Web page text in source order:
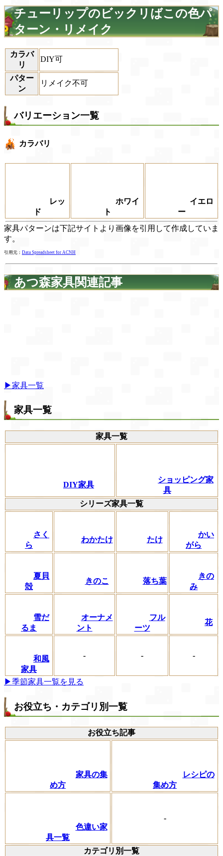
チューリップのビックリばこの色パ
ターン・リメイク
カラバ
リ
DIY可
パター
ン
リメイク不可
バリエーション一覧
カラバリ
レッ
ド
ホワイ
ト
イエロ
ー
家具パターンは下記サイトより画像を引用して作成していま
す。
引用元： Data Spreadsheet for ACNH
あつ森家具関連記事
▶家具一覧
家具一覧
家具一覧
DIY家具
ショッピング家
具
シリーズ家具一覧
さく
ら
わかたけ たけ
かい
がら
夏貝
殻
きのこ 落ち葉
きの
み
雪だ
るま
オーナメ
ント
フル
ーツ
花
和風
家具
- - -
▶季節家具一覧を見る
お役立ち・カテゴリ別一覧
お役立ち記事
家具の集
め方
レシピの
集め方
色違い家
具一覧
-
カテゴリ別一覧